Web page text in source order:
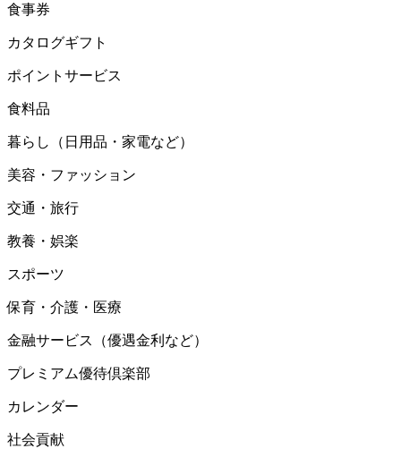
食事券
カタログギフト
ポイントサービス
食料品
暮らし（日用品・家電など）
美容・ファッション
交通・旅行
教養・娯楽
スポーツ
保育・介護・医療
金融サービス（優遇金利など）
プレミアム優待倶楽部
カレンダー
社会貢献